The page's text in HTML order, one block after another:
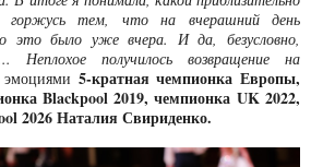
горжусь тем, что на вчерашний день
это было уже вчера. И да, безусловно,
Неплохое получилось возвращение на
5-кратная чемпионка Европы,
Blackpool 2019, чемпионка UK 2022,
2026 Наталия Свириденко.